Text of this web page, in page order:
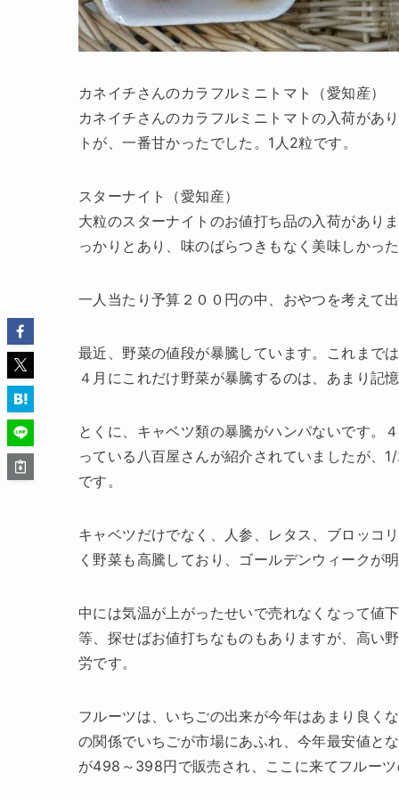
カネイチさんのカラフルミニトマト（愛知産）
カネイチさんのカラフルミニトマトの入荷があ
トが、一番甘かったでした。1人2粒です。
スターナイト（愛知産）
大粒のスターナイトのお値打ち品の入荷があり
っかりとあり、味のばらつきもなく美味しかっ
一人当たり予算２００円の中、おやつを考えて
最近、野菜の値段が暴騰しています。これまで
４月にこれだけ野菜が暴騰するのは、あまり記
とくに、キャベツ類の暴騰がハンパないです。
っている八百屋さんが紹介されていましたが、
です。
キャベツだけでなく、人参、レタス、ブロッコ
く野菜も高騰しており、ゴールデンウィークが
中には気温が上がったせいで売れなくなって値
等、探せばお値打ちなものもありますが、高い
労です。
フルーツは、いちごの出来が今年はあまり良く
の関係でいちごが市場にあふれ、今年最安値と
が498～398円で販売され、ここに来てフルー